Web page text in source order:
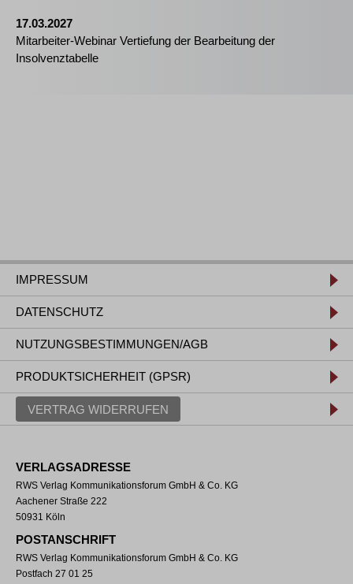
17.03.2027
Mitarbeiter-Webinar Vertiefung der Bearbeitung der
Insolvenztabelle
IMPRESSUM
DATENSCHUTZ
NUTZUNGSBESTIMMUNGEN/AGB
PRODUKTSICHERHEIT (GPSR)
VERTRAG WIDERRUFEN
VERLAGSADRESSE
RWS Verlag Kommunikationsforum GmbH & Co. KG
Aachener Straße 222
50931 Köln
POSTANSCHRIFT
RWS Verlag Kommunikationsforum GmbH & Co. KG
Postfach 27 01 25